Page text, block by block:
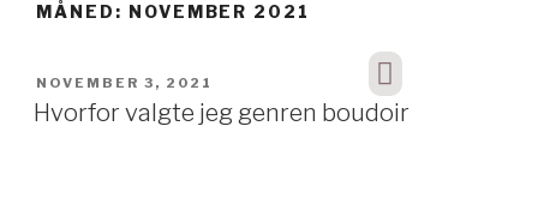
MÅNED: NOVEMBER 2021
NOVEMBER 3, 2021
Hvorfor valgte jeg genren boudoir